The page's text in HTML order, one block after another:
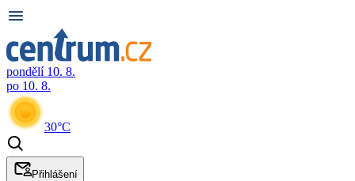
pondělí 10. 8.
po 10. 8.
30°C
Přihlášení